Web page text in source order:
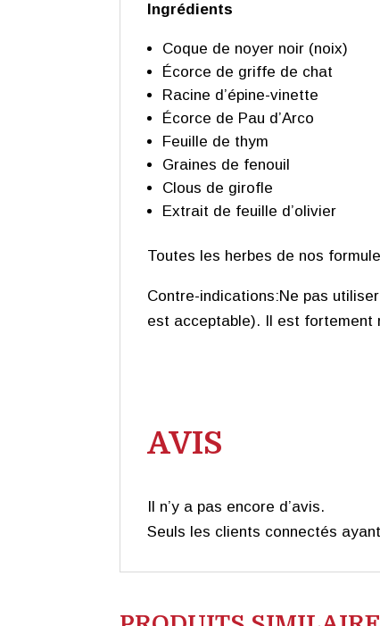
Ingrédients
Coque de noyer noir (noix)
Écorce de griffe de chat
Racine d’épine-vinette
Écorce de Pau d’Arco
Feuille de thym
Graines de fenouil
Clous de girofle
Extrait de feuille d’olivier
Toutes les herbes de nos
Contre-indications:Ne pas
est acceptable). Il est fortement
AVIS
Il n’y a pas encore d’avis.
Seuls les clients connectés